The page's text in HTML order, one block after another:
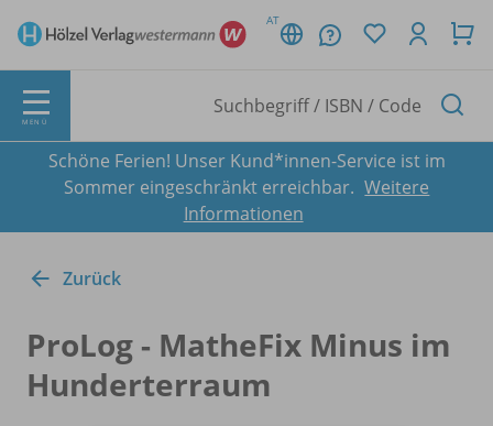
AT
MENÜ
Schöne Ferien! Unser Kund*innen-Service ist im
Sommer eingeschränkt erreichbar. Weitere
Informationen
Zurück
ProLog - MatheFix Minus im
Hunderterraum